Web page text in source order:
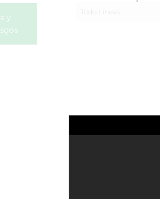
y